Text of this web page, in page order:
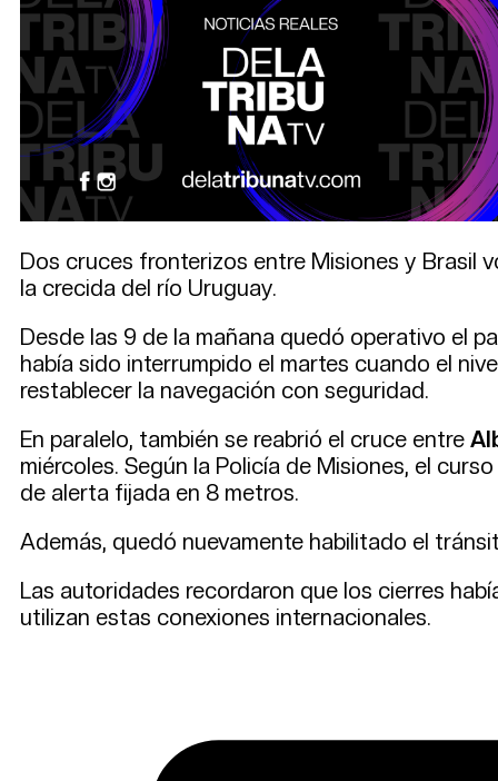
Dos cruces fronterizos entre Misiones y Brasil
la crecida del río Uruguay.
Desde las 9 de la mañana quedó operativo el
había sido interrumpido el martes cuando el
restablecer la navegación con seguridad.
En paralelo, también se reabrió el cruce entre
miércoles. Según la Policía de Misiones, el
de alerta fijada en 8 metros.
Además, quedó nuevamente habilitado el
Las autoridades recordaron que los cierres
utilizan estas conexiones internacionales.